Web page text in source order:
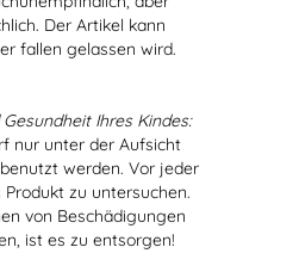
Der Artikel kann
fallen gelassen wird.
Ihres Kindes:
nur unter der Aufsicht
werden. Vor jeder
zu untersuchen.
von Beschädigungen
ist es zu entsorgen!